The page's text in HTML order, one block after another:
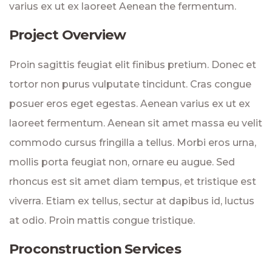
varius ex ut ex laoreet Aenean the fermentum.
Project Overview
Proin sagittis feugiat elit finibus pretium. Donec et
tortor non purus vulputate tincidunt. Cras congue
posuer eros eget egestas. Aenean varius ex ut ex
laoreet fermentum. Aenean sit amet massa eu velit
commodo cursus fringilla a tellus. Morbi eros urna,
mollis porta feugiat non, ornare eu augue. Sed
rhoncus est sit amet diam tempus, et tristique est
viverra. Etiam ex tellus, sectur at dapibus id, luctus
at odio. Proin mattis congue tristique.
Proconstruction Services